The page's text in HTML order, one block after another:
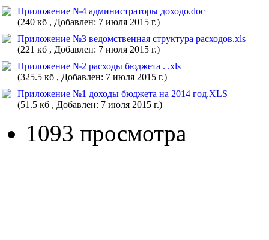
Приложение №4 администраторы доходо.doc
(240 кб , Добавлен: 7 июля 2015 г.)
Приложение №3 ведомственная структура расходов.xls
(221 кб , Добавлен: 7 июля 2015 г.)
Приложение №2 расходы бюджета . .xls
(325.5 кб , Добавлен: 7 июля 2015 г.)
Приложение №1 доходы бюджета на 2014 год.XLS
(51.5 кб , Добавлен: 7 июля 2015 г.)
1093 просмотра